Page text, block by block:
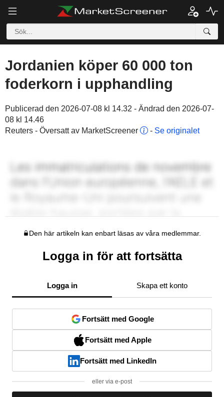
Jordanien köper 60 000 ton
foderkorn i upphandling
Publicerad den 2026-07-08 kl 14.32 - Ändrad den 2026-07-
08 kl 14.46
Reuters - Översatt av MarketScreener
- Se originalet
Den här artikeln kan enbart läsas av våra medlemmar.
Logga in för att fortsätta
Logga in Skapa ett konto
Fortsätt med Google
Fortsätt med Apple
Fortsätt med LinkedIn
eller via e-post